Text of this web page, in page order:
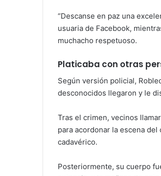
“Descanse en paz una
usuaria de Facebook,
muchacho respetuoso.
Platicaba con otras
Según versión policial,
desconocidos llegaron y le
Tras el crimen, vecinos
para acordonar la escena
cadavérico.
Posteriormente, su cuerpo